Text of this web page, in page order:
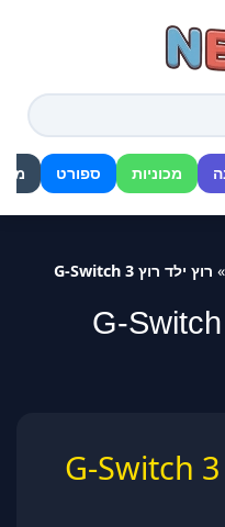
מכוניות ספורט
» רוץ ילד רוץ 3 G-Switch
שחקו רוץ ילד רוץ 3 G-Switch